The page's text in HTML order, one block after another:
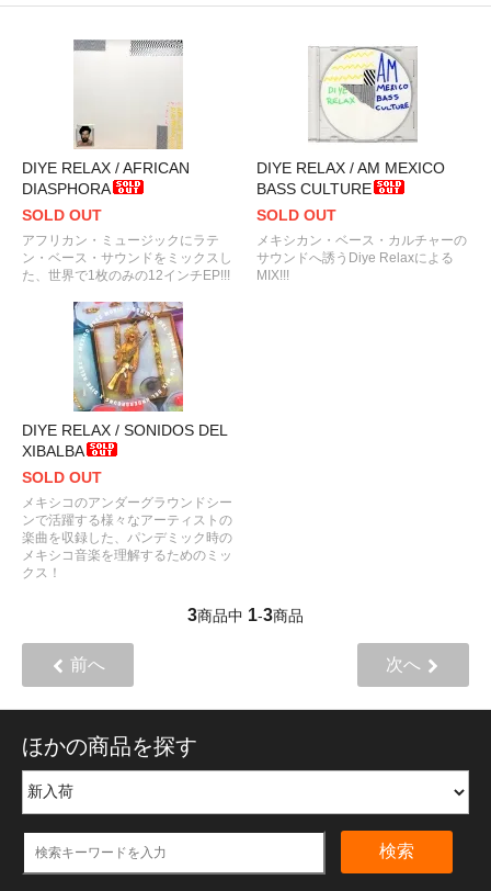
DIYE RELAX / AFRICAN
DIASPHORA
SOLD OUT
アフリカン・ミュージックにラテ
ン・ベース・サウンドをミックスし
た、世界で1枚のみの12インチEP!!!
DIYE RELAX / AM MEXICO
BASS CULTURE
SOLD OUT
メキシカン・ベース・カルチャーの
サウンドへ誘うDiye Relaxによる
MIX!!!
DIYE RELAX / SONIDOS DEL
XIBALBA
SOLD OUT
メキシコのアンダーグラウンドシー
ンで活躍する様々なアーティストの
楽曲を収録した、パンデミック時の
メキシコ音楽を理解するためのミッ
クス！
3商品中 1-3商品
前へ 次へ
ほかの商品を探す
検索